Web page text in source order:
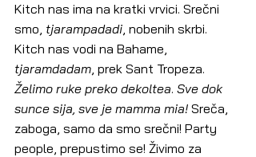
Kitch nas ima na kratki vrvici. Srečni
smo, tjarampadadi, nobenih skrbi.
Kitch nas vodi na Bahame,
tjaramdadam, prek Sant Tropeza.
Želimo ruke preko dekoltea. Sve dok
sunce sija, sve je mamma mia! Sreča,
zaboga, samo da smo srečni! Party
people, prepustimo se! Živimo za